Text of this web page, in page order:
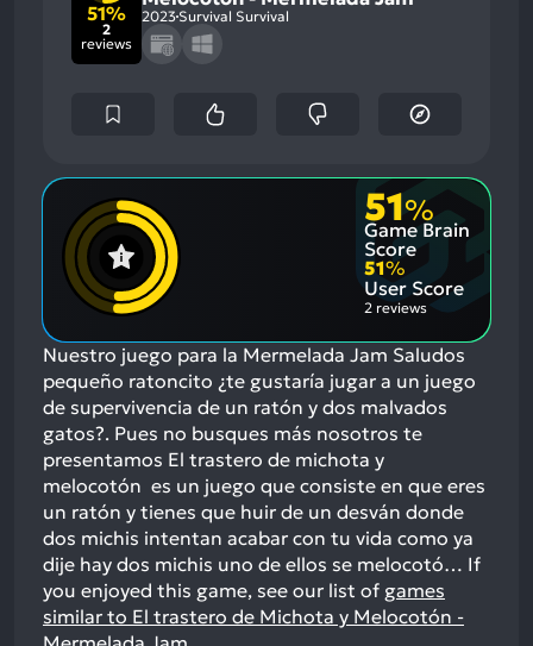
51%
2
reviews
2023 Survival Survival
51%
Game Brain
Score
51%
User Score
2 reviews
Nuestro juego para la Mermelada Jam Saludos
pequeño ratoncito ¿te gustaría jugar a un juego
de supervivencia de un ratón y dos malvados
gatos?. Pues no busques más nosotros te
presentamos El trastero de michota y
melocotón es un juego que consiste en que eres
un ratón y tienes que huir de un desván donde
dos michis intentan acabar con tu vida como ya
dije hay dos michis uno de ellos se melocotó… If
you enjoyed this game, see our list of games
similar to El trastero de Michota y Melocotón -